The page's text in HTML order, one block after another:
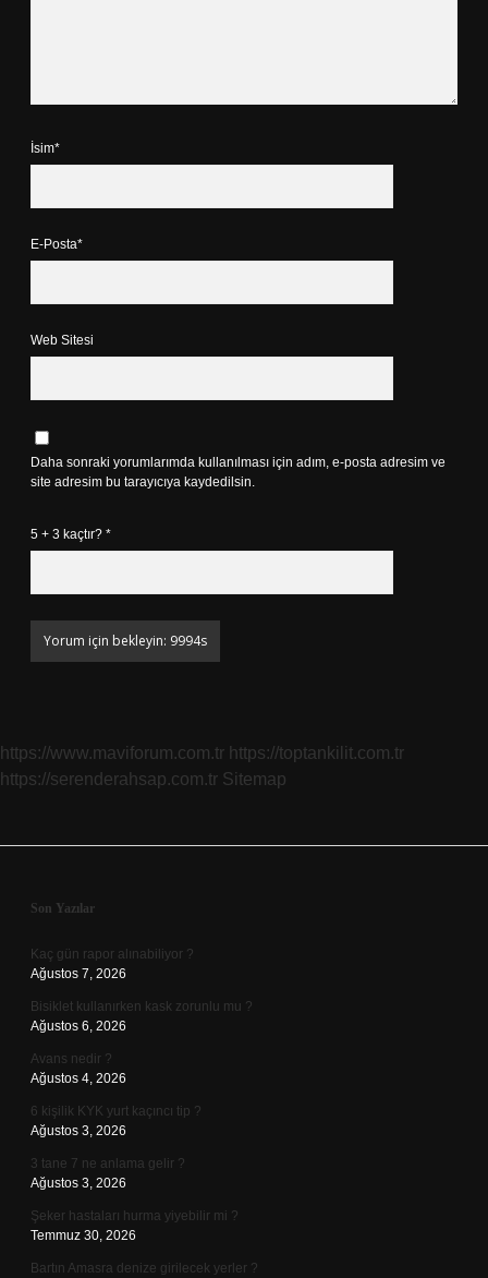
İsim*
E-Posta*
Web Sitesi
Daha sonraki yorumlarımda kullanılması için adım, e-posta adresim ve
site adresim bu tarayıcıya kaydedilsin.
5 + 3 kaçtır? *
https://www.maviforum.com.tr https://toptankilit.com.tr
https://serenderahsap.com.tr Sitemap
Sidebar
Son Yazılar
Kaç gün rapor alınabiliyor ?
Ağustos 7, 2026
Bisiklet kullanırken kask zorunlu mu ?
Ağustos 6, 2026
Avans nedir ?
Ağustos 4, 2026
6 kişilik KYK yurt kaçıncı tip ?
Ağustos 3, 2026
3 tane 7 ne anlama gelir ?
Ağustos 3, 2026
Şeker hastaları hurma yiyebilir mi ?
Temmuz 30, 2026
Bartın Amasra denize girilecek yerler ?